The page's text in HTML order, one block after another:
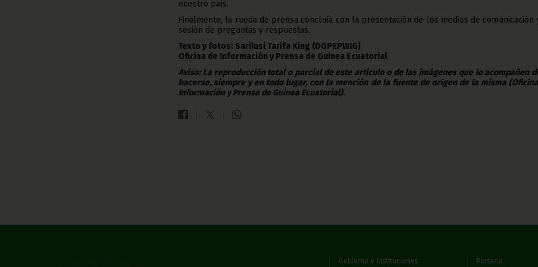
nuestro país.
Finalmente, la rueda de prensa concluía con la presentación de los medios de comunicación
sesión de preguntas y respuestas.
Texto y fotos: Sarilusi Tarifa King (DGPEPWIG)
Oficina de Información y Prensa de Guinea Ecuatorial
Aviso: La reproducción total o parcial de este artículo o de las imágenes que lo acompañen
hacerse, siempre y en todo lugar, con la mención de la fuente de origen de la misma
Información y Prensa de Guinea Ecuatorial).
Gobierno e Instituciones Portada